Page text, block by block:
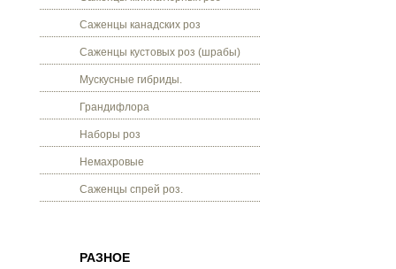
Саженцы канадских роз
Саженцы кустовых роз (шрабы)
Мускусные гибриды.
Грандифлора
Наборы роз
Немахровые
Саженцы спрей роз.
РАЗНОЕ